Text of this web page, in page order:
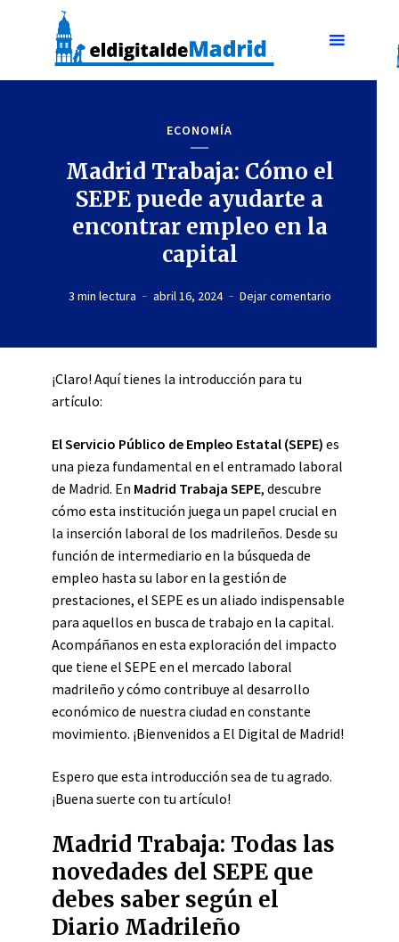
ECONOMÍA
Madrid Trabaja: Cómo el
SEPE puede ayudarte a
encontrar empleo en la
capital
3 min lectura abril 16, 2024 Dejar comentario
¡Claro! Aquí tienes la introducción para tu
artículo:
El Servicio Público de Empleo Estatal (SEPE) es
una pieza fundamental en el entramado laboral
de Madrid. En Madrid Trabaja SEPE, descubre
cómo esta institución juega un papel crucial en
la inserción laboral de los madrileños. Desde su
función de intermediario en la búsqueda de
empleo hasta su labor en la gestión de
prestaciones, el SEPE es un aliado indispensable
para aquellos en busca de trabajo en la capital.
Acompáñanos en esta exploración del impacto
que tiene el SEPE en el mercado laboral
madrileño y cómo contribuye al desarrollo
económico de nuestra ciudad en constante
movimiento. ¡Bienvenidos a El Digital de Madrid!
Espero que esta introducción sea de tu agrado.
¡Buena suerte con tu artículo!
Madrid Trabaja: Todas las
novedades del SEPE que
debes saber según el
Diario Madrileño